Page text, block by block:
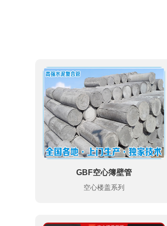
GBF空心簿壁管
空心楼盖系列